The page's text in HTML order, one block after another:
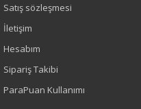
Sezon
Yaş Grubu
Satış sözleşmesi
İletişim
Hesabım
Sipariş Takibi
ParaPuan Kullanımı